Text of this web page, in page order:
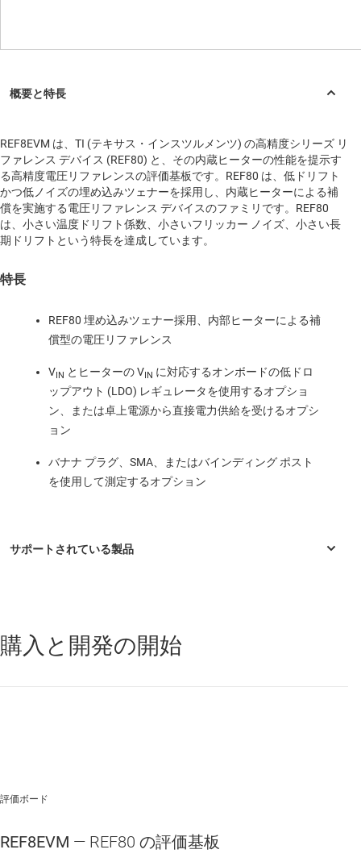
REF8EVM は、TI (テキサス・インスツルメンツ) の高精度シリーズ リ
ファレンス デバイス (REF80) と、その内蔵ヒーターの性能を提示す
る高精度電圧リファレンスの評価基板です。REF80 は、低ドリフト
かつ低ノイズの埋め込みツェナーを採用し、内蔵ヒーターによる補
償を実施する電圧リファレンス デバイスのファミリです。REF80
は、小さい温度ドリフト係数、小さいフリッカー ノイズ、小さい長
期ドリフトという特長を達成しています。
特長
REF80 埋め込みツェナー採用、内部ヒーターによる補
償型の電圧リファレンス
VIN とヒーターの VIN に対応するオンボードの低ドロ
ップアウト (LDO) レギュレータを使用するオプショ
ン、または卓上電源から直接電力供給を受けるオプシ
ョン
バナナ プラグ、SMA、またはバインディング ポスト
を使用して測定するオプション
REF80—
0.05ppm/℃ のドリフト、変動が 1ppm 未満の安定性、温
度制御型の埋め込みツェナー リファレンス
購入と開発の開始
評価ボード
REF8EVM — REF80 の評価基板